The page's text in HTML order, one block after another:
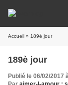
Accueil » 189è jour
189è jour
Publié le 06/02/2017